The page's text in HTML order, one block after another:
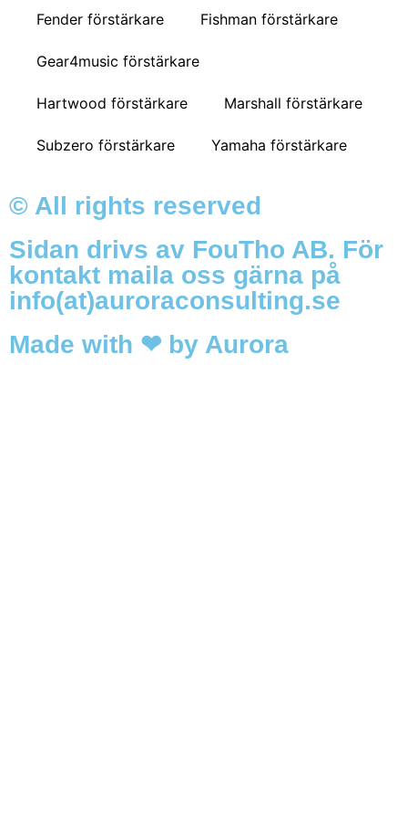
Fender förstärkare Fishman förstärkare
Gear4music förstärkare
Hartwood förstärkare Marshall förstärkare
Subzero förstärkare Yamaha förstärkare
© All rights reserved
Sidan drivs av FouTho AB. För
kontakt maila oss gärna på
info(at)auroraconsulting.se
Made with ❤ by Aurora